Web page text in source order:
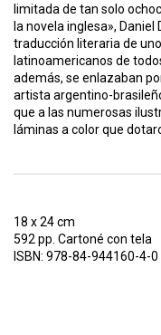
limitada de tan solo
la novela inglesa»,
traducción literaria de
latinoamericanos de
además, se enlazaban
artista argentino-
que a las numerosas
láminas a color que
18 x 24 cm
592 pp. Cartoné con tela
ISBN: 978-84-944160-4-0